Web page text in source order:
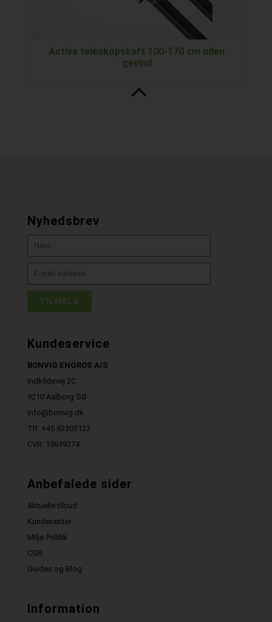
Activa teleskopskaft 100-170 cm uden
gevind
Nyhedsbrev
Kundeservice
BONVIG ENGROS A/S
Indkildevej 2C
9210 Aalborg SØ
info@bonvig.dk
Tlf: +45 82303123
CVR: 19639274
Anbefalede sider
Aktuelle tilbud
Kundecenter
Miljø Politik
CSR
Guides og Blog
Information